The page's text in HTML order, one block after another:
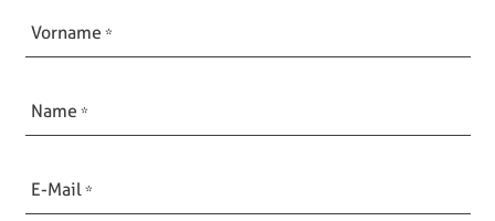
Vorname
Name
E-Mail